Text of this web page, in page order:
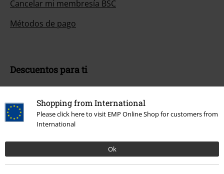
Shopping from International
Please click here to visit EMP Online Shop for customers from
International
Ok
Cancelar mi membresía BSC
Métodos de pago
Descuentos para ti
Concursos
Cheques Regalo
Descuento para estudiantes